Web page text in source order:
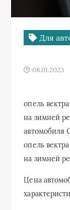
Для
08.01.2023
опель
на зимней
автомобиля
опель
на зимней
Цена